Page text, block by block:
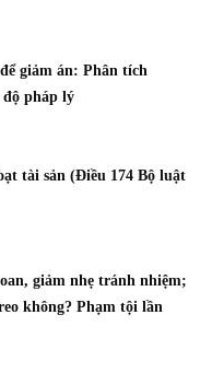
giảm án: Phân tích
độ pháp lý
tài sản (Điều 174 Bộ luật
giảm nhẹ tránh nhiệm;
không? Phạm tội lần